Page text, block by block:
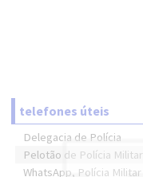
telefones úteis
Delegacia de Polícia
Pelotão de Polícia Militar
WhatsApp, Polícia Militar